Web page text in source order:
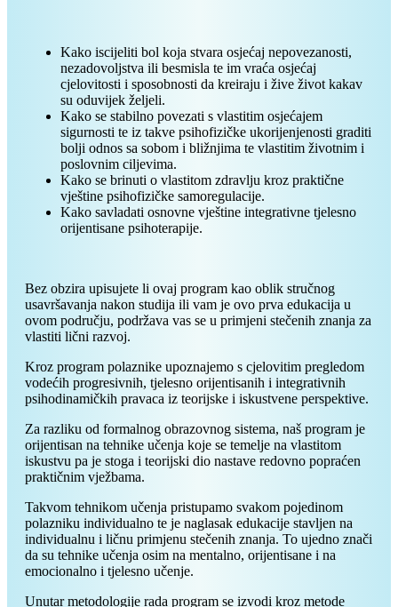
Kako iscijeliti bol koja stvara osjećaj nepovezanosti,
nezadovoljstva ili besmisla te im vraća osjećaj
cjelovitosti i sposobnosti da kreiraju i žive život kakav
su oduvijek željeli.
Kako se stabilno povezati s vlastitim osjećajem
sigurnosti te iz takve psihofizičke ukorijenjenosti graditi
bolji odnos sa sobom i bližnjima te vlastitim životnim i
poslovnim ciljevima.
Kako se brinuti o vlastitom zdravlju kroz praktične
vještine psihofizičke samoregulacije.
Kako savladati osnovne vještine integrativne tjelesno
orijentisane psihoterapije.
Bez obzira upisujete li ovaj program kao oblik stručnog
usavršavanja nakon studija ili vam je ovo prva edukacija u
ovom području, podržava vas se u primjeni stečenih znanja za
vlastiti lični razvoj.
Kroz program polaznike upoznajemo s cjelovitim pregledom
vodećih progresivnih, tjelesno orijentisanih i integrativnih
psihodinamičkih pravaca iz teorijske i iskustvene perspektive.
Za razliku od formalnog obrazovnog sistema, naš program je
orijentisan na tehnike učenja koje se temelje na vlastitom
iskustvu pa je stoga i teorijski dio nastave redovno popraćen
praktičnim vježbama.
Takvom tehnikom učenja pristupamo svakom pojedinom
polazniku individualno te je naglasak edukacije stavljen na
individualnu i ličnu primjenu stečenih znanja. To ujedno znači
da su tehnike učenja osim na mentalno, orijentisane i na
emocionalno i tjelesno učenje.
Unutar metodologije rada program se izvodi kroz metode